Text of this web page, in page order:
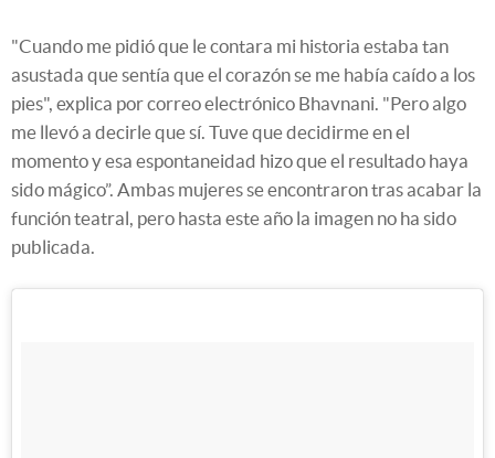
"Cuando me pidió que le contara mi historia estaba tan
asustada que sentía que el corazón se me había caído a los
pies", explica por correo electrónico Bhavnani. "Pero algo
me llevó a decirle que sí. Tuve que decidirme en el
momento y esa espontaneidad hizo que el resultado haya
sido mágico”. Ambas mujeres se encontraron tras acabar la
función teatral, pero hasta este año la imagen no ha sido
publicada.